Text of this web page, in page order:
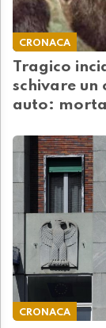
CRONACA
Tragico
schivare
auto:
CRONACA